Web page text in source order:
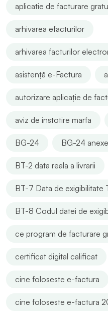
aplicatie de facturare
arhivarea efacturilor
arhivarea facturilor
asistență e-Factura
autorizare aplicație de
aviz de instotire marfa
BG-24 BG-24
BT-2 data reala a livrarii
BT-7 Data de exigibilitate
BT-8 Codul datei de
ce program de facturare
certificat digital calificat
cine foloseste e-factura
cine foloseste e-factura